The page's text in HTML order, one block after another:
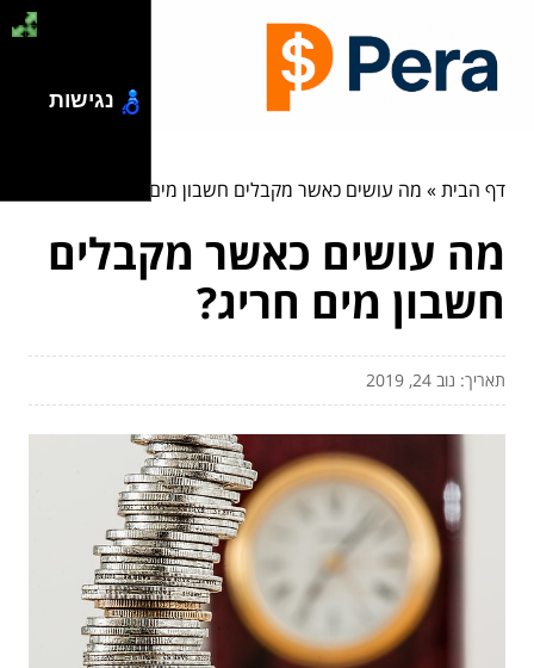
דף הבית» מה עושים כאשר מקבלים חשבון מים חריג?
מה עושים כאשר מקבלים
חשבון מים חריג?
תאריך: נוב 24, 2019
נגישות